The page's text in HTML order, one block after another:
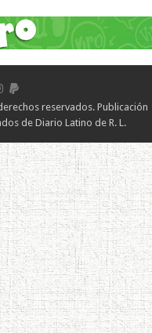
reservados. Publicación
de Diario Latino de R. L.